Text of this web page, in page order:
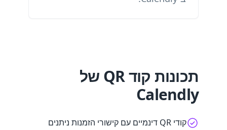
תכונות קוד QR של
Calendly
קודי QR דינמיים עם קישורי הזמנות ניתנים